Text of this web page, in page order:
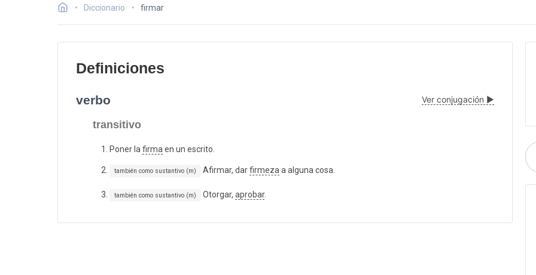
Diccionario firmar
Definiciones
verbo Ver conjugación ▶
transitivo
Poner lafirmaen un escrito.
también como sustantivo (m) Afirmar, darfirmezaa alguna cosa.
también como sustantivo (m) Otorgar, aprobar.